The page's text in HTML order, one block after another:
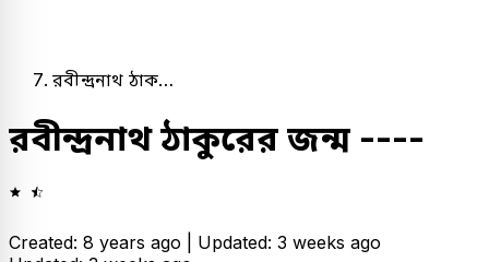
রবীন্দ্রনাথ ঠাক…
রবীন্দ্রনাথ ঠাকুরের জন্ম ----
Created: 8 years ago | Updated: 3 weeks ago